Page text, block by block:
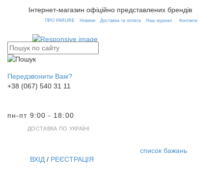
Інтернет-магазин офіційно представлених брендів
ПРО PARURE Новини Доставка та оплата Наш журнал Контакти
Передзвонити Вам?
+38 (067) 540 31 11
пн-пт 9:00 - 18:00
ДОСТАВКА ПО УКРАЇНІ
список бажань
ВХІД / РЕЄСТРАЦІЯ